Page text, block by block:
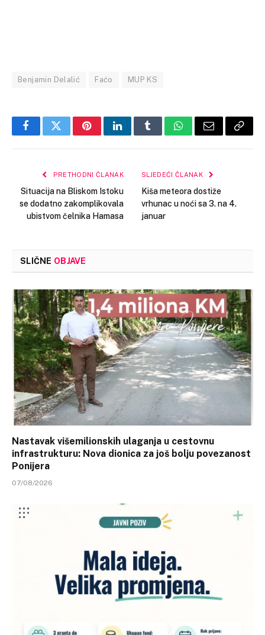
Benjamin Delalić Faćo MUP KS
FacebookTwitterPinterestLinkedInTumblrWhatsApp
Email Copy
PRETHODNI ČLANAK
Situacija na Bliskom Istoku
se dodatno zakomplikovala
ubistvom čelnika Hamasa
SLJEDEĆI ČLANAK
Kiša meteora dostiže
vrhunac u noći sa 3. na 4.
januar
SLIČNE OBJAVE
Nastavak višemilionskih ulaganja u cestovnu
infrastrukturu: Nova dionica za još bolju povezanost
Ponijera
07/08/2026